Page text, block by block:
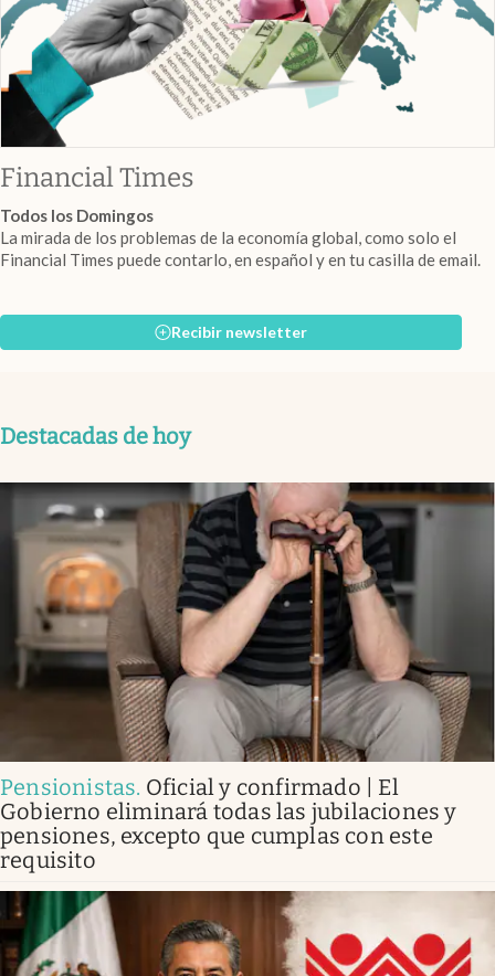
Financial Timesabre en nueva pestaña
Todos los Domingos
La mirada de los problemas de la economía global, como solo el
Financial Times puede contarlo, en español y en tu casilla de email.
Recibir newsletter
Destacadas de hoy
Pensionistas. Oficial y confirmado | El
Gobierno eliminará todas las jubilaciones y
pensiones, excepto que cumplas con este
requisito